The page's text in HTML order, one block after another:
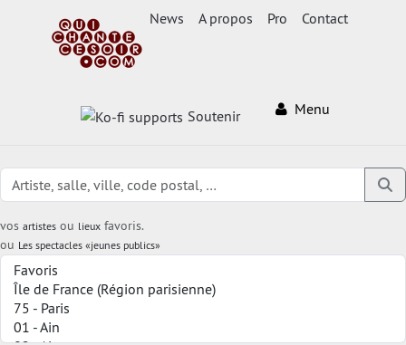
News A propos Pro Contact
Soutenir Menu
vos artistes ou lieux favoris.
ou Les spectacles «jeunes publics»